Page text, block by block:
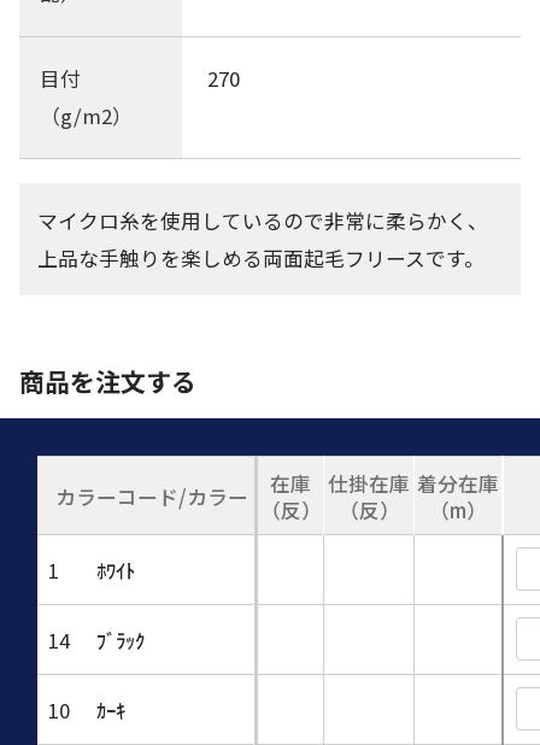
目付
（g/m2）
270
マイクロ糸を使用しているので非常に柔らかく、
上品な手触りを楽しめる両面起毛フリースです。
商品を注文する
カラーコード/カラー
在庫
（反）
仕掛在庫
（反）
着分在庫
（m）
1 ﾎﾜｲﾄ
14 ﾌﾞﾗｯｸ
10 ｶｰｷ